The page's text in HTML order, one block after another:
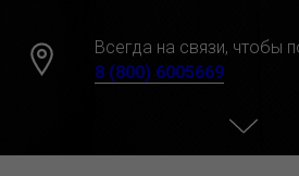
Всегда на связи, чтобы
8 (800) 6005669